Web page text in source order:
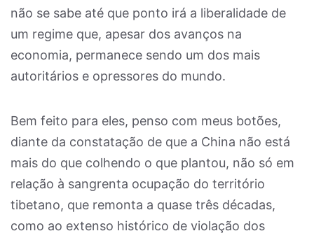
não se sabe até que ponto irá a liberalidade de
um regime que, apesar dos avanços na
economia, permanece sendo um dos mais
autoritários e opressores do mundo.
Bem feito para eles, penso com meus botões,
diante da constatação de que a China não está
mais do que colhendo o que plantou, não só em
relação à sangrenta ocupação do território
tibetano, que remonta a quase três décadas,
como ao extenso histórico de violação dos